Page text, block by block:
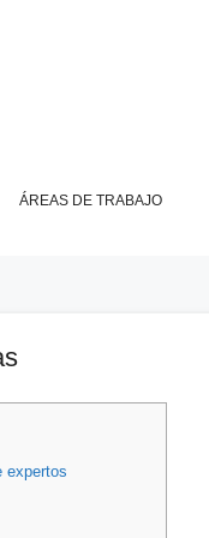
ÁREAS DE TRABAJO
expertos